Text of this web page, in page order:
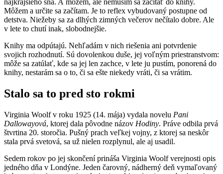
Môžem a určite sa začítam. Je to reflex vybudovaný postupne od
detstva. Niežeby sa za dlhých zimných večerov nečítalo dobre. Ale
v lete to chutí inak, slobodnejšie.
Knihy ma odpútajú. Nehľadám v nich riešenia ani potvrdenie
svojich rozhodnutí. Sú dovolenkou duše, jej voľným priestranstvom:
môže sa zatúlať, kde sa jej len zachce, v lete ju pustím, ponorená do
knihy, nestarám sa o to, či sa ešte niekedy vráti, či sa vrátim.
Stalo sa to pred sto rokmi
Virginia Woolf v roku 1925 (14. mája) vydala novelu Pani
Dallowayová, ktorej dala pôvodne názov Hodiny. Práve odbila prvá
štvrtina 20. storočia. Pušný prach veľkej vojny, z ktorej sa neskôr
stala prvá svetová, sa už nielen rozplynul, ale aj usadil.
Sedem rokov po jej skončení prináša Virginia Woolf verejnosti opis
jedného dňa v Londýne. Jeden čarovný, nádherný deň vymaľovaný